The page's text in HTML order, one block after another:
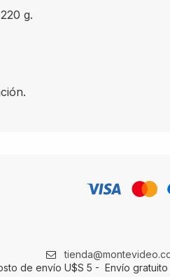
g.
de envío U$S 5 - Envío